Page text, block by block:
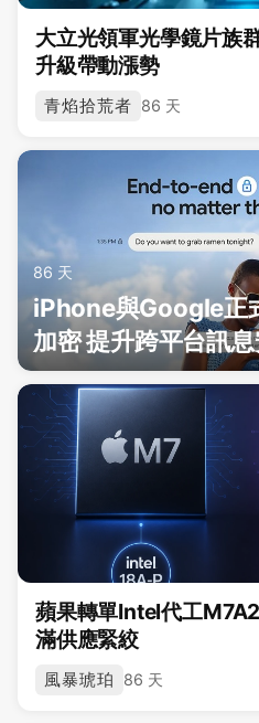
大立光領軍光學鏡片族
升級帶動漲勢
青焰拾荒者 86 天
86 天
iPhone與Google正
加密 提升跨平台訊
蘋果轉單Intel代工
滿供應緊絞
風暴琥珀 86 天